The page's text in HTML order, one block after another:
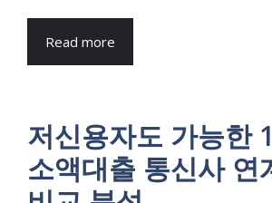
Read more
저신용자도 가능한
소액대출 통신사 연